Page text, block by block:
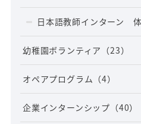
日本語教師インターン
幼稚園ボランティア （23）
オペアプログラム （4）
企業インターンシップ （40）